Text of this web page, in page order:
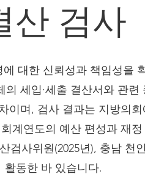
산 검사
대한 신뢰성과 책임성을
세입·세출 결산서와 관
이며, 검사 결과는 지방의
계연도의 예산 편성과 재
사위원(2025년), 충남 천
활동한 바 있습니다.